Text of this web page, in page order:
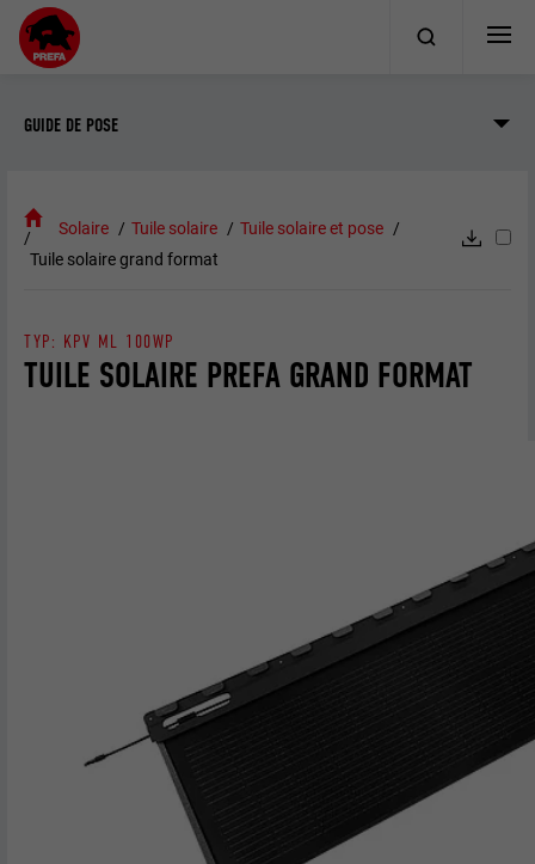
GUIDE DE POSE
Solaire Tuile solaire
Tuile solaire et pose
Tuile solaire grand format
TUILE SOLAIRE PREFA GRAND FORMAT
TYP: KPV ML 100WP